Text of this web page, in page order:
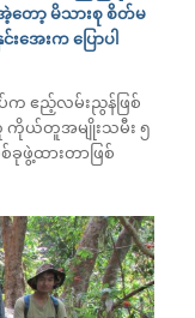
ော့ မိသားစု စိတ်မ
ေးက ပြောပါ
က ဧည့်လမ်းညွန်ဖြစ်
ကိုယ်တူအမျိုးသမီး ၅
ဖွဲ့ထားတာဖြစ်